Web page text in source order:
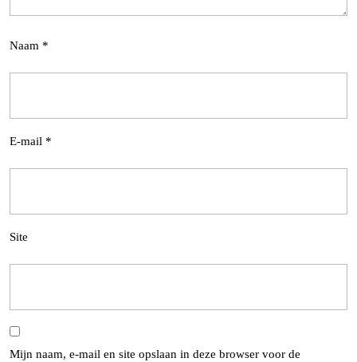
Naam *
E-mail *
Site
Mijn naam, e-mail en site opslaan in deze browser voor de